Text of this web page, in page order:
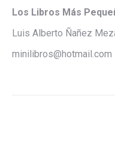
Los Libros Más
Luis Alberto Ñañez
minilibros@hotmail.com